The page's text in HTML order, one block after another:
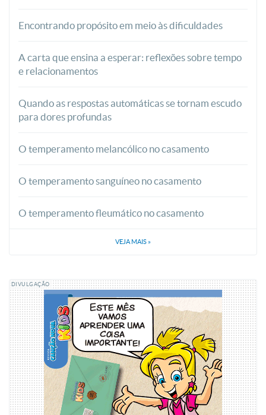
Encontrando propósito em meio às dificuldades
A carta que ensina a esperar: reflexões sobre tempo
e relacionamentos
Quando as respostas automáticas se tornam escudo
para dores profundas
O temperamento melancólico no casamento
O temperamento sanguíneo no casamento
O temperamento fleumático no casamento
VEJA MAIS »
DIVULGAÇÃO